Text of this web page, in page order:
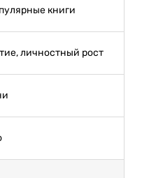
книги
личностный рост